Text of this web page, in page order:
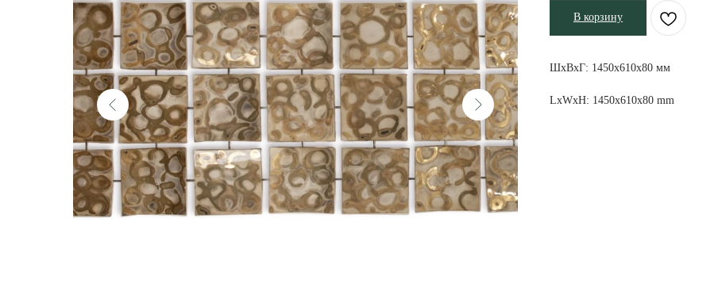
В корзину
ШxВxГ: 1450x610x80 мм
LxWxH: 1450x610x80 mm